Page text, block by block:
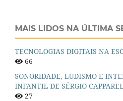
MAIS LIDOS NA ÚLTIMA
TECNOLOGIAS DIGITAIS NA
66
SONORIDADE, LUDISMO E
INFANTIL DE SÉRGIO
27